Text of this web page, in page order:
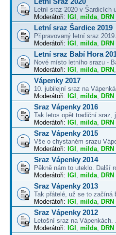
Letní sraz 2020 v Šardicích
Moderátoři: IGI , milda, DRN
Letní sraz Šardice 2019
Připravovaný letní sraz
Moderátoři: IGI , milda, DRN
Letní sraz Babí Hora
Nové místo letního srazu -
Moderátoři: IGI , milda, DRN ,
Vápenky 2017
10. jubilejní sraz na
Moderátoři: IGI , milda, DRN
Sraz Vápenky 2016
Tak letos opět tradiční sraz,
Moderátoři: IGI , milda, DRN
Sraz Vápenky 2015
Vše o chystaném srazu
Moderátoři: IGI , milda, DRN
Sraz Vápenky 2014
Pěkně nám to uteklo. Další
Moderátoři: IGI , milda, DRN
Sraz Vápenky 2013
Tak přátelé, už se to začíná
Moderátoři: IGI , milda, DRN
Sraz Vápenky 2012
Letošní sraz na Vápenkách.
Moderátoři: IGI , milda, DRN